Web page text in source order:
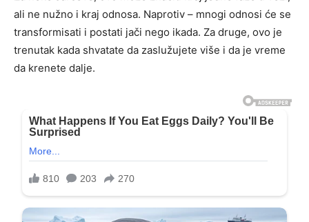
ali ne nužno i kraj odnosa. Naprotiv – mnogi odnosi će se
transformisati i postati jači nego ikada. Za druge, ovo je
trenutak kada shvatate da zaslužujete više i da je vreme
da krenete dalje.